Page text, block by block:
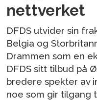
nettverket
DFDS utvider sin
Belgia og
Drammen som en
DFDS sitt tilbud på
bredere spekter av
noe som gir tilgang